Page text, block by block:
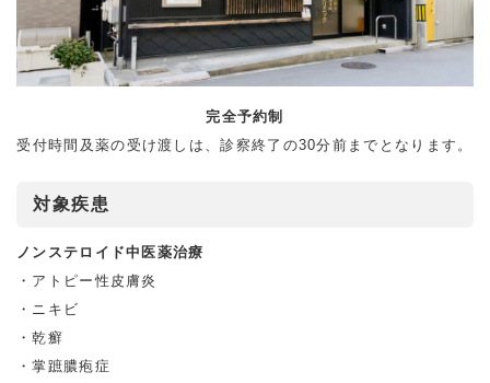
完全予約制
受付時間及薬の受け渡しは、診察終了の30分前までとなります。
対象疾患
ノンステロイド中医薬治療
アトピー性⽪膚炎
ニキビ
乾癬
掌蹠膿疱症